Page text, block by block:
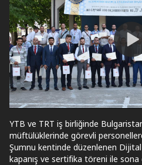
YTB ve TRT iş birliğinde
müftülüklerinde görevli
Şumnu kentinde düzenlenen
kapanış ve sertifika töreni ile sona